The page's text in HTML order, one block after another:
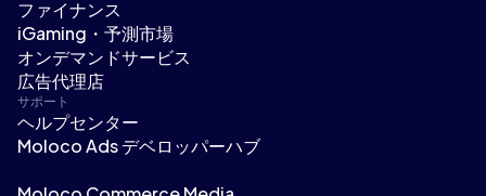
ファイナンス
iGaming・予測市場
オンデマンドサービス
広告代理店
サポート
ヘルプセンター
Moloco Ads デベロッパーハブ